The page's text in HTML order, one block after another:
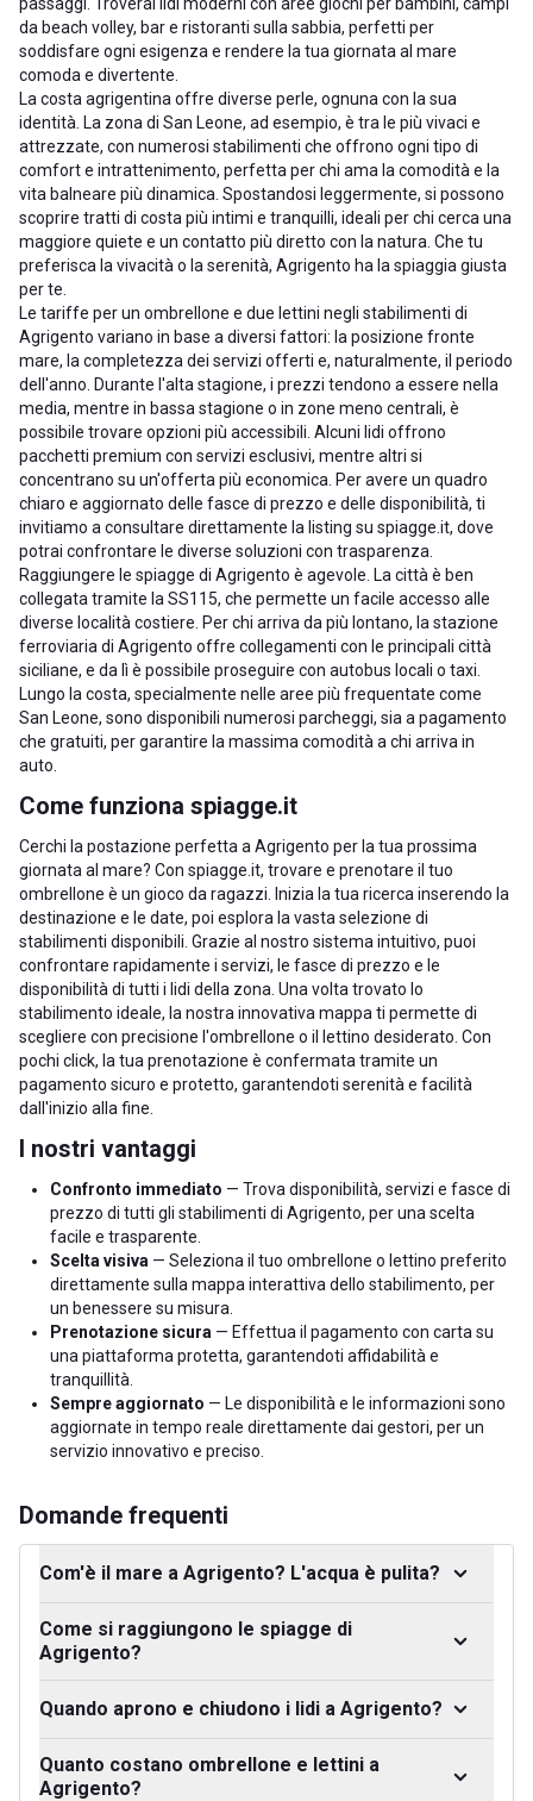
da beach volley, bar e ristoranti sulla sabbia, perfetti per
soddisfare ogni esigenza e rendere la tua giornata al mare
comoda e divertente.
La costa agrigentina offre diverse perle, ognuna con la sua
identità. La zona di San Leone, ad esempio, è tra le più vivaci e
attrezzate, con numerosi stabilimenti che offrono ogni tipo di
comfort e intrattenimento, perfetta per chi ama la comodità e la
vita balneare più dinamica. Spostandosi leggermente, si possono
scoprire tratti di costa più intimi e tranquilli, ideali per chi cerca una
maggiore quiete e un contatto più diretto con la natura. Che tu
preferisca la vivacità o la serenità, Agrigento ha la spiaggia giusta
per te.
Le tariffe per un ombrellone e due lettini negli stabilimenti di
Agrigento variano in base a diversi fattori: la posizione fronte
mare, la completezza dei servizi offerti e, naturalmente, il periodo
dell'anno. Durante l'alta stagione, i prezzi tendono a essere nella
media, mentre in bassa stagione o in zone meno centrali, è
possibile trovare opzioni più accessibili. Alcuni lidi offrono
pacchetti premium con servizi esclusivi, mentre altri si
concentrano su un'offerta più economica. Per avere un quadro
chiaro e aggiornato delle fasce di prezzo e delle disponibilità, ti
invitiamo a consultare direttamente la listing su spiagge.it, dove
potrai confrontare le diverse soluzioni con trasparenza.
Raggiungere le spiagge di Agrigento è agevole. La città è ben
collegata tramite la SS115, che permette un facile accesso alle
diverse località costiere. Per chi arriva da più lontano, la stazione
ferroviaria di Agrigento offre collegamenti con le principali città
siciliane, e da lì è possibile proseguire con autobus locali o taxi.
Lungo la costa, specialmente nelle aree più frequentate come
San Leone, sono disponibili numerosi parcheggi, sia a pagamento
che gratuiti, per garantire la massima comodità a chi arriva in
auto.
Come funziona spiagge.it
Cerchi la postazione perfetta a Agrigento per la tua prossima
giornata al mare? Con spiagge.it, trovare e prenotare il tuo
ombrellone è un gioco da ragazzi. Inizia la tua ricerca inserendo la
destinazione e le date, poi esplora la vasta selezione di
stabilimenti disponibili. Grazie al nostro sistema intuitivo, puoi
confrontare rapidamente i servizi, le fasce di prezzo e le
disponibilità di tutti i lidi della zona. Una volta trovato lo
stabilimento ideale, la nostra innovativa mappa ti permette di
scegliere con precisione l'ombrellone o il lettino desiderato. Con
pochi click, la tua prenotazione è confermata tramite un
pagamento sicuro e protetto, garantendoti serenità e facilità
dall'inizio alla fine.
I nostri vantaggi
Confronto immediato — Trova disponibilità, servizi e fasce di
prezzo di tutti gli stabilimenti di Agrigento, per una scelta
facile e trasparente.
Scelta visiva — Seleziona il tuo ombrellone o lettino preferito
direttamente sulla mappa interattiva dello stabilimento, per
un benessere su misura.
Prenotazione sicura — Effettua il pagamento con carta su
una piattaforma protetta, garantendoti affidabilità e
tranquillità.
Sempre aggiornato — Le disponibilità e le informazioni sono
aggiornate in tempo reale direttamente dai gestori, per un
servizio innovativo e preciso.
Domande frequenti
Com'è il mare a Agrigento? L'acqua è pulita?
Come si raggiungono le spiagge di
Agrigento?
Quando aprono e chiudono i lidi a Agrigento?
Quanto costano ombrellone e lettini a
Agrigento?